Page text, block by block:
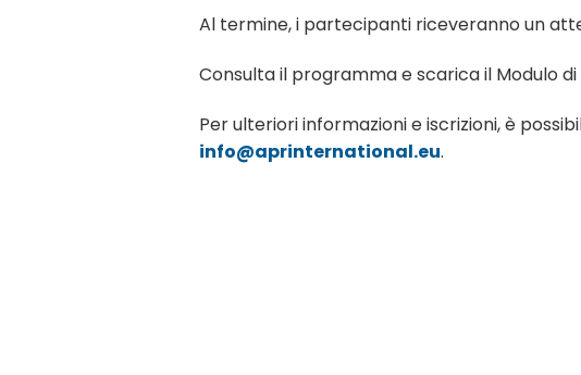
Al termine, i partecipanti riceveranno un
Consulta il programma e scarica il Modulo di
Per ulteriori informazioni e iscrizioni, è
info@aprinternational.eu.